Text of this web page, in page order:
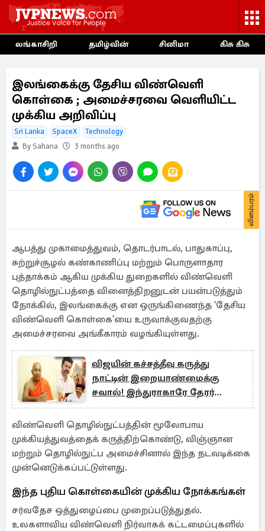
லங்காசிறி தமிழ்வின் சினிமா கிசு கிசு
இலங்கைக்கு தேசிய விண்வெளி
கொள்கை ; அமைச்சரவை வெளியிட்ட
முக்கிய அறிவிப்பு
Sri Lanka SpaceX
Technology
By Sahana
3 months ago
விளம்பரம்
ஆபத்து முகாமைத்துவம், தொடர்பாடல், பாதுகாப்பு,
சுற்றுச்சூழல் கண்காணிப்பு மற்றும் பொருளாதார
புத்தாக்கம் ஆகிய முக்கிய துறைகளில் விண்வெளி
தொழில்நுட்பத்தை வினைத்திறனுடன் பயன்படுத்தும்
நோக்கில், இலங்கைக்கு என ஒருங்கிணைந்த 'தேசிய
விண்வெளி கொள்கை'யை உருவாக்குவதற்கு
அமைச்சரவை அங்கீகாரம் வழங்கியுள்ளது.
விஜயின் கச்சத்தீவு கருத்து
நாட்டின் இறையாண்மைக்கு
சவால்! இந்துராகாரே தேரர்
எச்சரிக்கை
விண்வெளி தொழில்நுட்பத்தின் மூலோபாய
முக்கியத்துவத்தைக் கருத்திற்கொண்டு, விஞ்ஞான
மற்றும் தொழில்நுட்ப அமைச்சினால் இந்த நடவடிக்கை
முன்னெடுக்கப்பட்டுள்ளது.
இந்த புதிய கொள்கையின் முக்கிய நோக்கங்கள்
சர்வதேச ஒத்துழைப்பை முறைப்படுத்துதல்.
உலகளாவிய விண்வெளி நிர்வாகக் கட்டமைப்புகளில்